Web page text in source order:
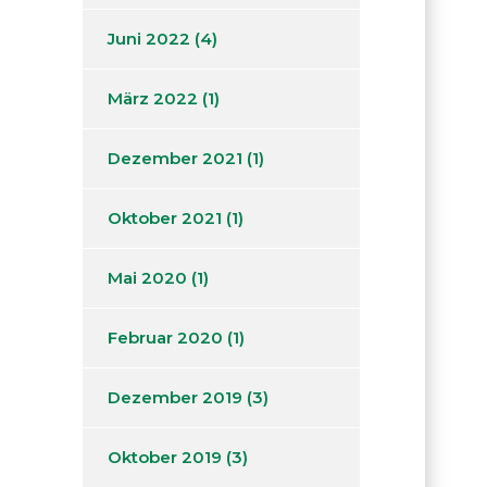
Juni 2022 (4)
März 2022 (1)
Dezember 2021 (1)
Oktober 2021 (1)
Mai 2020 (1)
Februar 2020 (1)
Dezember 2019 (3)
Oktober 2019 (3)